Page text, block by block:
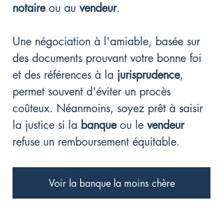
notaire ou au vendeur.
Une négociation à l'amiable, basée sur
des documents prouvant votre bonne foi
et des références à la jurisprudence,
permet souvent d'éviter un procès
coûteux. Néanmoins, soyez prêt à saisir
la justice si la banque ou le vendeur
refuse un remboursement équitable.
Voir la banque la moins chère